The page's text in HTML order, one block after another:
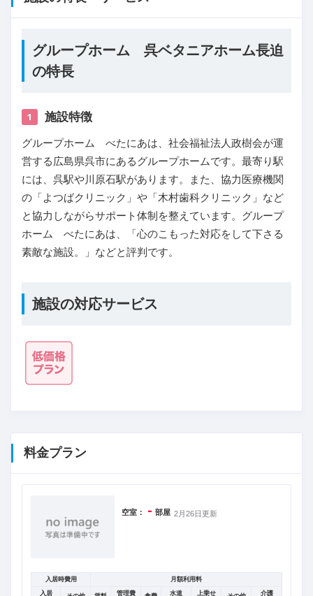
グループホーム 呉ベタニアホーム長迫
の特長
1 施設特徴
グループホーム べたにあは、社会福祉法人政樹会が運
営する広島県呉市にあるグループホームです。最寄り駅
には、呉駅や川原石駅があります。また、協力医療機関
の「よつばクリニック」や「木村歯科クリニック」など
と協力しながらサポート体制を整えています。グループ
ホーム べたにあは、「心のこもった対応をして下さる
素敵な施設。」などと評判です。
施設の対応サービス
料金プラン
2月26日更新
空室： - 部屋
入居時費用
月額利用料
入居
管理費
水道
上乗せ
介護